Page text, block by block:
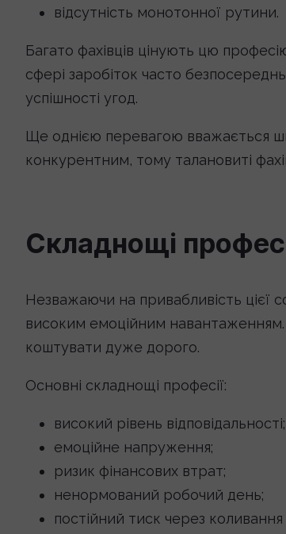
відсутність монотонної рутини.
Багато фахівців цінують цю
сфері заробіток часто
успішності угод.
Ще однією перевагою вважається
конкурентним, тому талановиті
Складнощі
Незважаючи на привабливість цієї
високим емоційним
коштувати дуже дорого.
Основні складнощі професії:
високий рівень відповідальності;
емоційне напруження;
ризик фінансових втрат;
ненормований робочий день;
постійний тиск через